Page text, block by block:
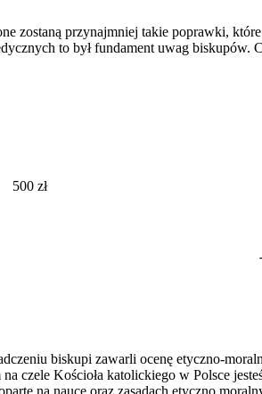
zostaną przynajmniej takie poprawki,
to był fundament uwag biskupów.
500 zł
biskupi zawarli ocenę etyczno-
czele Kościoła katolickiego w Polsce
na nauce oraz zasadach etyczno